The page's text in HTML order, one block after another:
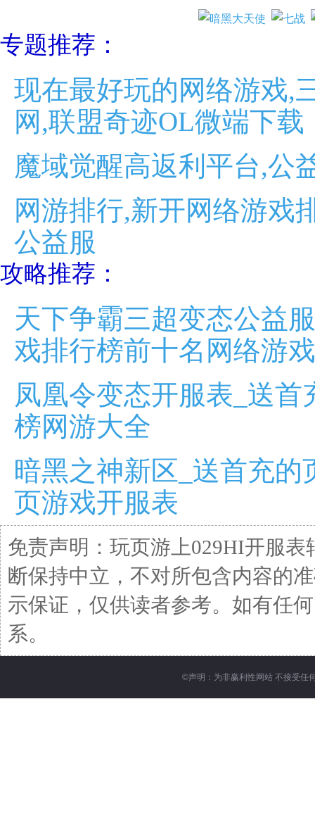
专题推荐：
现在最好玩的网络游戏,
网,联盟奇迹OL微端下载
魔域觉醒高返利平台,公
网游排行,新开网络游戏
公益服
攻略推荐：
天下争霸三超变态公益
戏排行榜前十名网络游戏
凤凰令变态开服表_送
榜网游大全
暗黑之神新区_送首充
页游戏开服表
免责声明：玩页游上029HI开服
断保持中立，不对所包含内容的
示保证，仅供读者参考。如有任
系。
©声明：为非赢利性网站 不接受任